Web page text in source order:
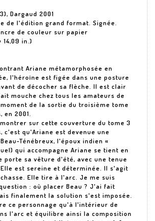
Dargaud 2001
de l'édition grand format. Signée.
de couleur sur papier
14,09 in.)
Ariane métamorphosée en
l'héroïne est figée dans une posture
de décocher sa flèche. Il est clair
mouche chez tous les amateurs de
de la sortie du troisième tome
2001.
sur cette couverture du tome 3
c'est qu'Ariane est devenue une
Ténébreux, l'époux indien «
qui accompagne Ariane se tient en
porte sa vêture d'été, avec une tenue
est sereine et déterminée. Il s'agit
Elle tire à l'arc. Je me suis
: où placer Beau ? J'ai fait
finalement la solution s'est imposée.
ce personnage qu'à l'intérieur de
l'arc et équilibre ainsi la composition